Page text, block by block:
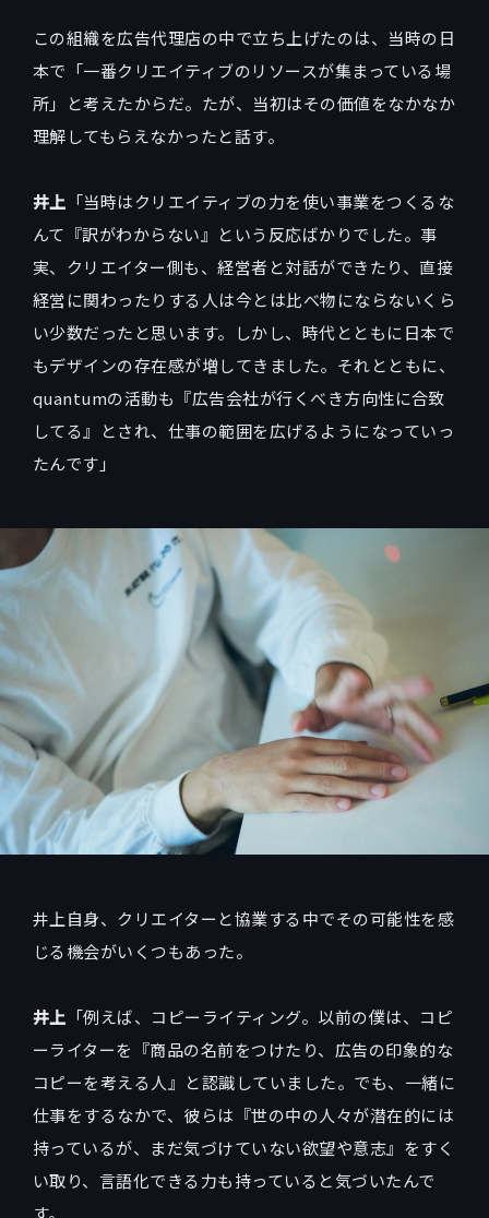
この組織を広告代理店の中で立ち上げたのは、当時の日
本で「一番クリエイティブのリソースが集まっている場
所」と考えたからだ。たが、当初はその価値をなかなか
理解してもらえなかったと話す。
井上 「当時はクリエイティブの力を使い事業をつくるな
んて『訳がわからない』という反応ばかりでした。事
実、クリエイター側も、経営者と対話ができたり、直接
経営に関わったりする人は今とは比べ物にならないくら
い少数だったと思います。しかし、時代とともに日本で
もデザインの存在感が増してきました。それとともに、
quantumの活動も『広告会社が行くべき方向性に合致
してる』とされ、仕事の範囲を広げるようになっていっ
たんです」
井上自身、クリエイターと協業する中でその可能性を感
じる機会がいくつもあった。
井上 「例えば、コピーライティング。以前の僕は、コピ
ーライターを『商品の名前をつけたり、広告の印象的な
コピーを考える人』と認識していました。でも、一緒に
仕事をするなかで、彼らは『世の中の人々が潜在的には
持っているが、まだ気づけていない欲望や意志』をすく
い取り、言語化できる力も持っていると気づいたんで
す。